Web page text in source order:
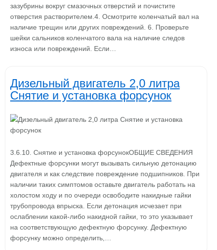
зазубрины вокруг смазочных отверстий и почистите
отверстия растворителем.4. Осмотрите коленчатый вал на
наличие трещин или других повреждений. 6. Проверьте
шейки сальников коленчатого вала на наличие следов
износа или повреждений. Если…
Дизельный двигатель 2,0 литра
Снятие и установка форсунок
3.6.10. Снятие и установка форсунокОБЩИЕ СВЕДЕНИЯ
Дефектные форсунки могут вызывать сильную детонацию
двигателя и как следствие повреждение подшипников. При
наличии таких симптомов оставьте двигатель работать на
холостом ходу и по очереди освободите накидные гайки
трубопровода впрыска. Если детонация исчезает при
ослаблении какой-либо накидной гайки, то это указывает
на соответствующую дефектную форсунку. Дефектную
форсунку можно определить,…